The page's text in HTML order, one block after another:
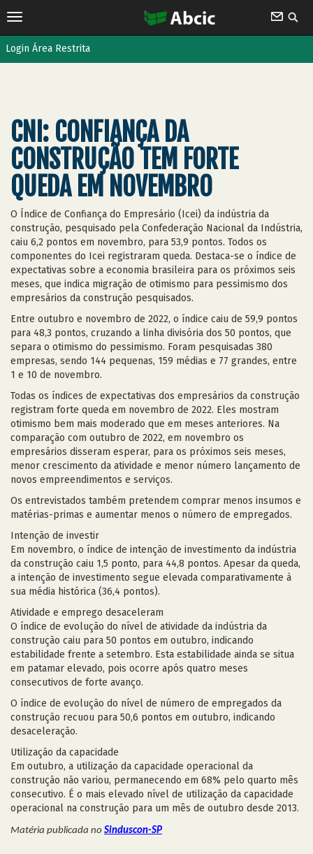
Login Área Restrita
CNI: CONFIANÇA DA
CONSTRUÇÃO TEM FORTE
QUEDA EM NOVEMBRO
O Índice de Confiança do Empresário (Icei) da indústria da
construção, pesquisado pela Confederação Nacional da Indústria,
caiu 6,2 pontos em novembro, para 53,9 pontos. Todos os
componentes do Icei registraram queda. Destaca-se o índice de
expectativas sobre a economia brasileira para os próximos seis
meses, que indica migração de otimismo para pessimismo dos
empresários da construção pesquisados.
Entre outubro e novembro de 2022, o índice caiu de 59,9 pontos
para 48,3 pontos, cruzando a linha divisória dos 50 pontos, que
separa o otimismo do pessimismo. Foram pesquisadas 380
empresas, sendo 144 pequenas, 159 médias e 77 grandes, entre
1 e 10 de novembro.
Todas os índices de expectativas dos empresários da construção
registram forte queda em novembro de 2022. Eles mostram
otimismo bem mais moderado que em meses anteriores. Na
comparação com outubro de 2022, em novembro os
empresários disseram esperar, para os próximos seis meses,
menor crescimento da atividade e menor número lançamento de
novos empreendimentos e serviços.
Os entrevistados também pretendem comprar menos insumos e
matérias-primas e aumentar menos o número de empregados.
Intenção de investir
Em novembro, o índice de intenção de investimento da indústria
da construção caiu 1,5 ponto, para 44,8 pontos. Apesar da queda,
a intenção de investimento segue elevada comparativamente à
sua média histórica (36,4 pontos).
Atividade e emprego desaceleram
O índice de evolução do nível de atividade da indústria da
construção caiu para 50 pontos em outubro, indicando
estabilidade frente a setembro. Esta estabilidade ainda se situa
em patamar elevado, pois ocorre após quatro meses
consecutivos de forte avanço.
O índice de evolução do nível de número de empregados da
construção recuou para 50,6 pontos em outubro, indicando
desaceleração.
Utilização da capacidade
Em outubro, a utilização da capacidade operacional da
construção não variou, permanecendo em 68% pelo quarto mês
consecutivo. É o mais elevado nível de utilização da capacidade
operacional na construção para um mês de outubro desde 2013.
Matéria publicada no Sinduscon-SP